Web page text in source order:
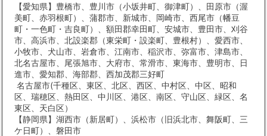
【愛知県】豊橋市、豊川市（小坂井町、御津町）、田原市（渥
美町、赤羽根町）、蒲郡市、新城市、岡崎市、西尾市（幡豆
町・一色町・吉良町）、額田郡幸田町、安城市、豊田市、刈谷
市、高浜市、北設楽郡（東栄町・設楽町、豊根村）、愛西市、
小牧市、犬山市、岩倉市、江南市、稲沢市、弥富市、津島市、
北名古屋市、尾張旭市、大府市、常滑市、東海市、豊明市、日
進市、愛知郡、海部郡、西加茂郡三好町
名古屋市(千種区、東区、北区、西区、中村区、中区、昭和
区、瑞穂区、熱田区、中川区、港区、南区、守山区、緑区、名
東区、天白区）
【静岡県】湖西市（新居町）、浜松市（旧浜北市、舞阪町、三
ケ日町）、磐田市